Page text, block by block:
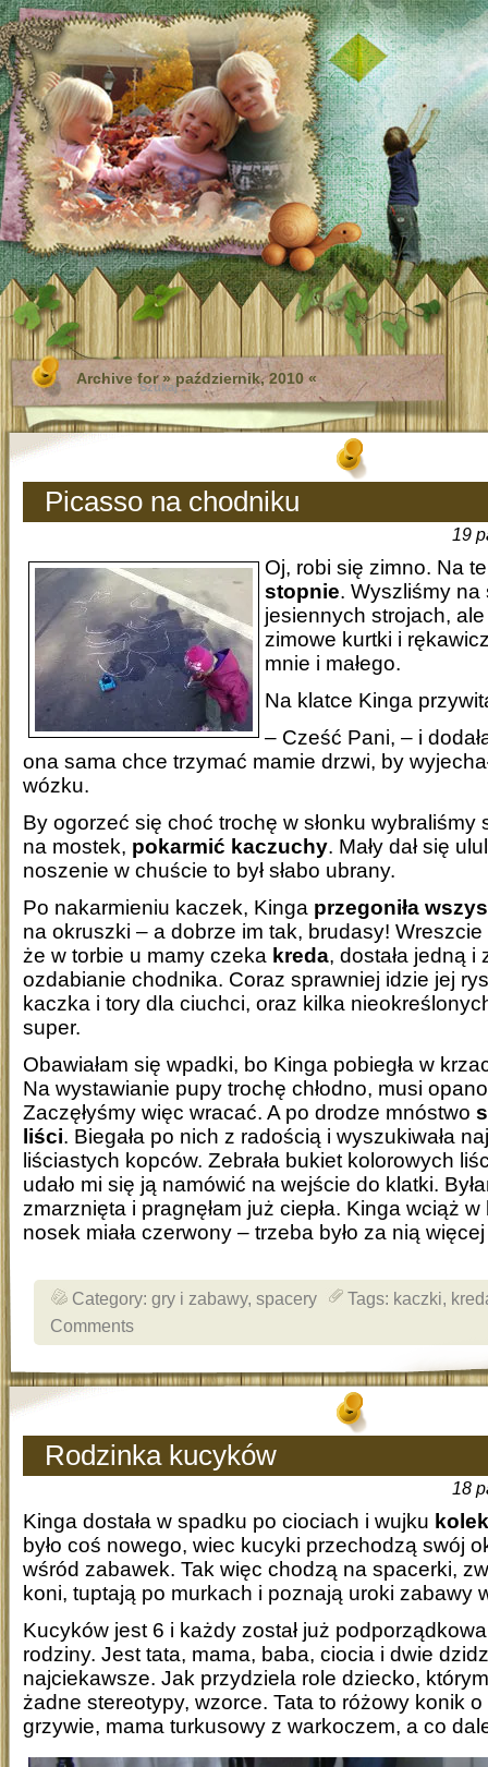
Archive for » październik, 2010 «
Picasso na chodniku
19
Oj, robi się zimno. Na
stopnie. Wyszliśmy na
jesiennych strojach,
zimowe kurtki i
mnie i małego.
Na klatce Kinga
– Cześć Pani, – i
ona sama chce trzymać mamie drzwi, by
wózku.
By ogorzeć się choć trochę w słonku wybraliśmy
na mostek, pokarmić kaczuchy. Mały dał się
noszenie w chuście to był słabo ubrany.
Po nakarmieniu kaczek, Kinga przegoniła
na okruszki – a dobrze im tak, brudasy! Wreszcie
że w torbie u mamy czeka kreda, dostała jedną i
ozdabianie chodnika. Coraz sprawniej idzie jej
kaczka i tory dla ciuchci, oraz kilka
super.
Obawiałam się wpadki, bo Kinga pobiegła w
Na wystawianie pupy trochę chłodno, musi
Zaczęłyśmy więc wracać. A po drodze mnóstwo
liści. Biegała po nich z radością i wyszukiwała
liściastych kopców. Zebrała bukiet kolorowych
udało mi się ją namówić na wejście do klatki.
zmarznięta i pragnęłam już ciepła. Kinga wciąż
nosek miała czerwony – trzeba było za nią
Category: gry i zabawy, spacery Tags: kaczki,
Comments
Rodzinka kucyków
18
Kinga dostała w spadku po ciociach i wujku
było coś nowego, wiec kucyki przechodzą swój
wśród zabawek. Tak więc chodzą na spacerki,
koni, tuptają po murkach i poznają uroki zabawy
Kucyków jest 6 i każdy został już
rodziny. Jest tata, mama, baba, ciocia i dwie
najciekawsze. Jak przydziela role dziecko,
żadne stereotypy, wzorce. Tata to różowy konik
grzywie, mama turkusowy z warkoczem, a co